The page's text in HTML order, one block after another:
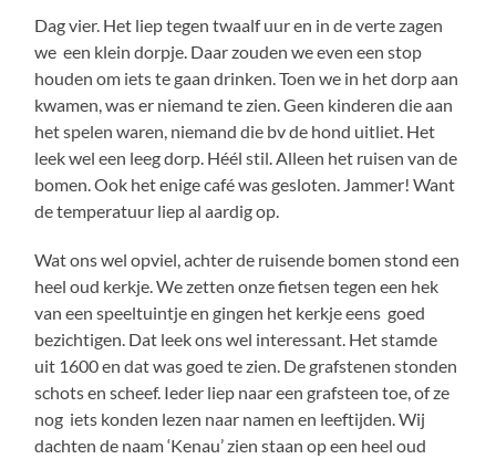
Dag vier. Het liep tegen twaalf uur en in de verte zagen
we een klein dorpje. Daar zouden we even een stop
houden om iets te gaan drinken. Toen we in het dorp aan
kwamen, was er niemand te zien. Geen kinderen die aan
het spelen waren, niemand die bv de hond uitliet. Het
leek wel een leeg dorp. Héél stil. Alleen het ruisen van de
bomen. Ook het enige café was gesloten. Jammer! Want
de temperatuur liep al aardig op.
Wat ons wel opviel, achter de ruisende bomen stond een
heel oud kerkje. We zetten onze fietsen tegen een hek
van een speeltuintje en gingen het kerkje eens goed
bezichtigen. Dat leek ons wel interessant. Het stamde
uit 1600 en dat was goed te zien. De grafstenen stonden
schots en scheef. Ieder liep naar een grafsteen toe, of ze
nog iets konden lezen naar namen en leeftijden. Wij
dachten de naam ‘Kenau’ zien staan op een heel oud